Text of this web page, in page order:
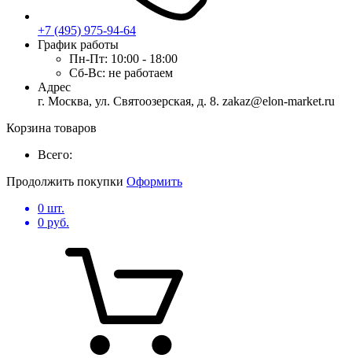
+7 (495) 975-94-64
График работы
Пн-Пт: 10:00 - 18:00
Сб-Вс: не работаем
Адрес
г. Москва, ул. Святоозерская, д. 8. zakaz@elon-market.ru
Корзина товаров
Всего:
Продолжить покупки Оформить
0 шт.
0 руб.